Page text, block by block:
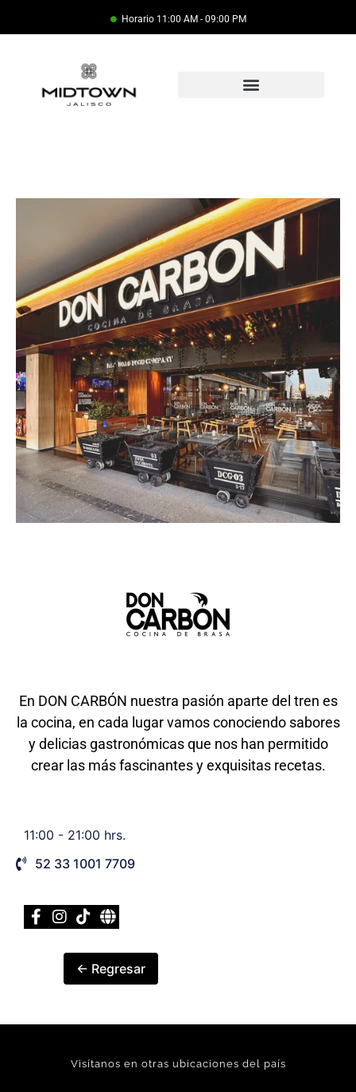
Horario 11:00 AM - 09:00 PM
En DON CARBÓN nuestra pasión aparte del tren es
la cocina, en cada lugar vamos conociendo sabores
y delicias gastronómicas que nos han permitido
crear las más fascinantes y exquisitas recetas.
11:00 - 21:00 hrs.
52 33 1001 7709
← Regresar
Visítanos en otras ubicaciones del país